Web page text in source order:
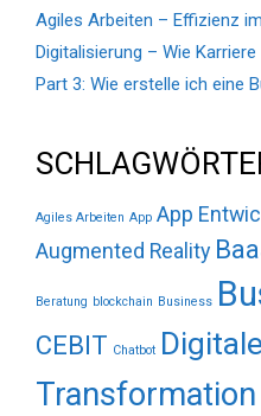
Agiles Arbeiten – Effizienz
Digitalisierung – Wie
Part 3: Wie erstelle ich eine
Agiles Arbeiten App App
Augmented Reality
Beratung blockchain Business
CEBIT Chatbot
Transformation